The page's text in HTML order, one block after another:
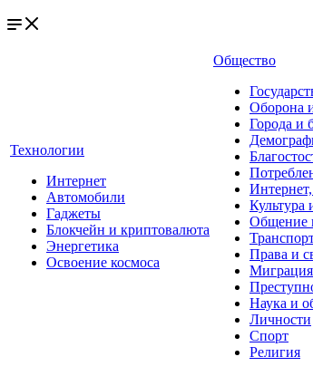
Технологии
Интернет
Автомобили
Гаджеты
Блокчейн и криптовалюта
Энергетика
Освоение космоса
Общество
Оборона
Города и
Культура
Общение
Права и
Миграция
Наука и
Личности
Спорт
Религия